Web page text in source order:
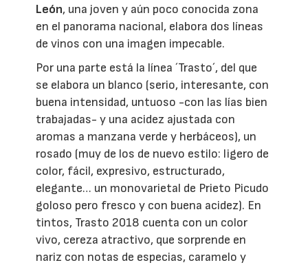
León, una joven y aún poco conocida zona
en el panorama nacional, elabora dos líneas
de vinos con una imagen impecable.
Por una parte está la línea ´Trasto´, del que
se elabora un blanco (serio, interesante, con
buena intensidad, untuoso -con las lías bien
trabajadas- y una acidez ajustada con
aromas a manzana verde y herbáceos), un
rosado (muy de los de nuevo estilo: ligero de
color, fácil, expresivo, estructurado,
elegante… un monovarietal de Prieto Picudo
goloso pero fresco y con buena acidez). En
tintos, Trasto 2018 cuenta con un color
vivo, cereza atractivo, que sorprende en
nariz con notas de especias, caramelo y